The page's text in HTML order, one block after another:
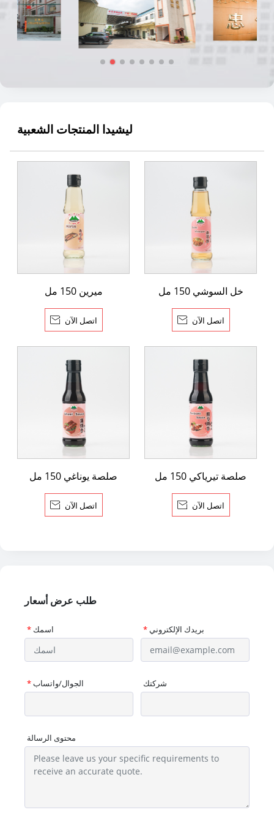
ليشيدا المنتجات الشعبية
ميرين 150 مل
 اتصل الآن
خل السوشي 150 مل
 اتصل الآن
صلصة يوناغي 150 مل
 اتصل الآن
صلصة تيرياكي 150 مل
 اتصل الآن
طلب عرض أسعار
* اسمك *بريدك الإلكتروني
*الجوال/واتساب شركتك
محتوى الرسالة